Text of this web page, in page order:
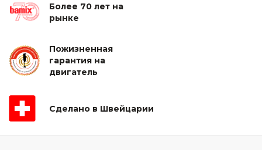
Более 70 лет на
рынке
Пожизненная
гарантия на
двигатель
Сделано в Швейцарии